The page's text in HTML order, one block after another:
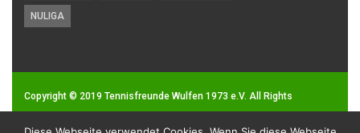
NULIGA
Copyright © 2019 Tennisfreunde Wulfen 1973 e.V. All Rights